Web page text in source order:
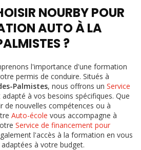
NOURBY POUR
AUTO À LA
?
l'importance d'une formation
permis de conduire. Situés à
Palmistes, nous offrons un Service
à vos besoins spécifiques. Que
de nouvelles compétences ou à
Auto-école vous accompagne à
Service de financement pour
l'accès à la formation en vous
à votre budget.